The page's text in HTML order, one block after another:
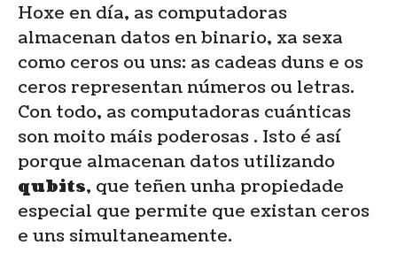
Hoxe en día, as computadoras
almacenan datos en binario, xa sexa
como ceros ou uns: as cadeas duns e os
ceros representan números ou letras.
Con todo, as computadoras cuánticas
son moito máis poderosas . Isto é así
porque almacenan datos utilizando
qubits, que teñen unha propiedade
especial que permite que existan ceros
e uns simultaneamente.